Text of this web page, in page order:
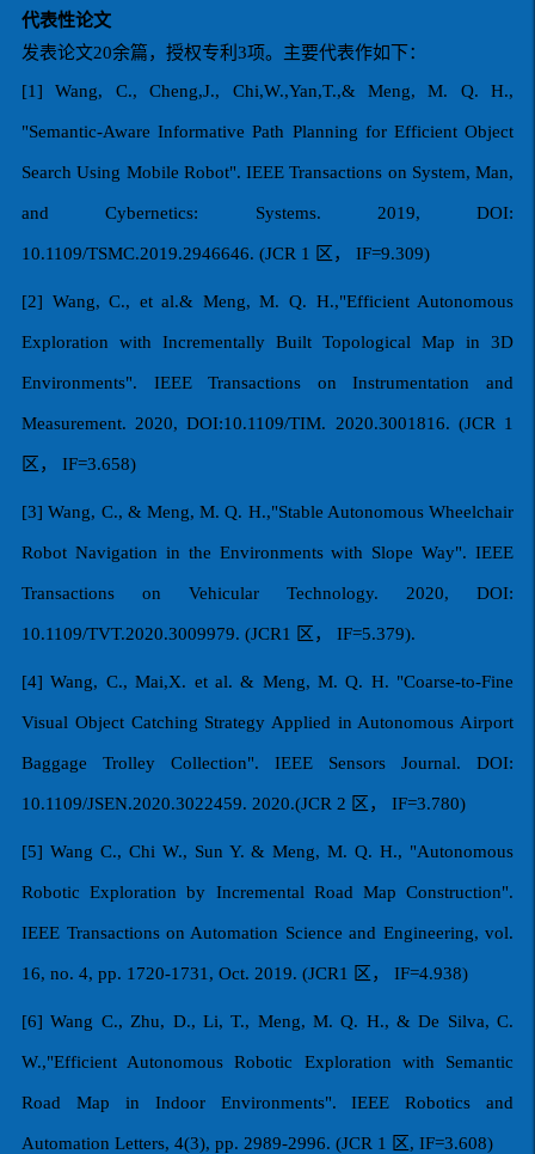
代表性论文
发表论文20余篇，授权专利3项。主要代表作如下：
[1] Wang, C., Cheng,J., Chi,W.,Yan,T.,& Meng, M. Q. H.,
"Semantic-Aware Informative Path Planning for Efficient Object
Search Using Mobile Robot". IEEE Transactions on System, Man,
and Cybernetics: Systems. 2019, DOI:
10.1109/TSMC.2019.2946646. (JCR 1 区， IF=9.309)
[2] Wang, C., et al.& Meng, M. Q. H.,"Efficient Autonomous
Exploration with Incrementally Built Topological Map in 3D
Environments". IEEE Transactions on Instrumentation and
Measurement. 2020, DOI:10.1109/TIM. 2020.3001816. (JCR 1
区， IF=3.658)
[3] Wang, C., & Meng, M. Q. H.,"Stable Autonomous Wheelchair
Robot Navigation in the Environments with Slope Way". IEEE
Transactions on Vehicular Technology. 2020, DOI:
10.1109/TVT.2020.3009979. (JCR1 区， IF=5.379).
[4] Wang, C., Mai,X. et al. & Meng, M. Q. H. "Coarse-to-Fine
Visual Object Catching Strategy Applied in Autonomous Airport
Baggage Trolley Collection". IEEE Sensors Journal. DOI:
10.1109/JSEN.2020.3022459. 2020.(JCR 2 区， IF=3.780)
[5] Wang C., Chi W., Sun Y. & Meng, M. Q. H., "Autonomous
Robotic Exploration by Incremental Road Map Construction".
IEEE Transactions on Automation Science and Engineering, vol.
16, no. 4, pp. 1720-1731, Oct. 2019. (JCR1 区， IF=4.938)
[6] Wang C., Zhu, D., Li, T., Meng, M. Q. H., & De Silva, C.
W.,"Efficient Autonomous Robotic Exploration with Semantic
Road Map in Indoor Environments". IEEE Robotics and
Automation Letters, 4(3), pp. 2989-2996. (JCR 1 区, IF=3.608)